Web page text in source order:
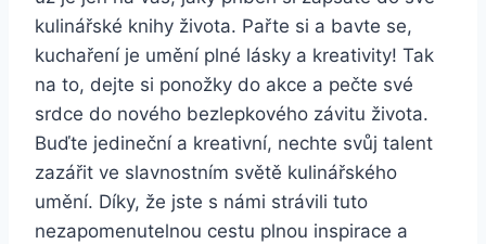
kulinářské knihy života. Pařte si a bavte se,
kuchaření je umění plné lásky a kreativity! Tak
na to, dejte si ponožky do akce a pečte své
srdce do nového bezlepkového závitu života.
Buďte jedineční a kreativní, nechte svůj talent
zazářit ve slavnostním světě kulinářského
umění. Díky, že jste s námi strávili tuto
nezapomenutelnou cestu plnou inspirace a